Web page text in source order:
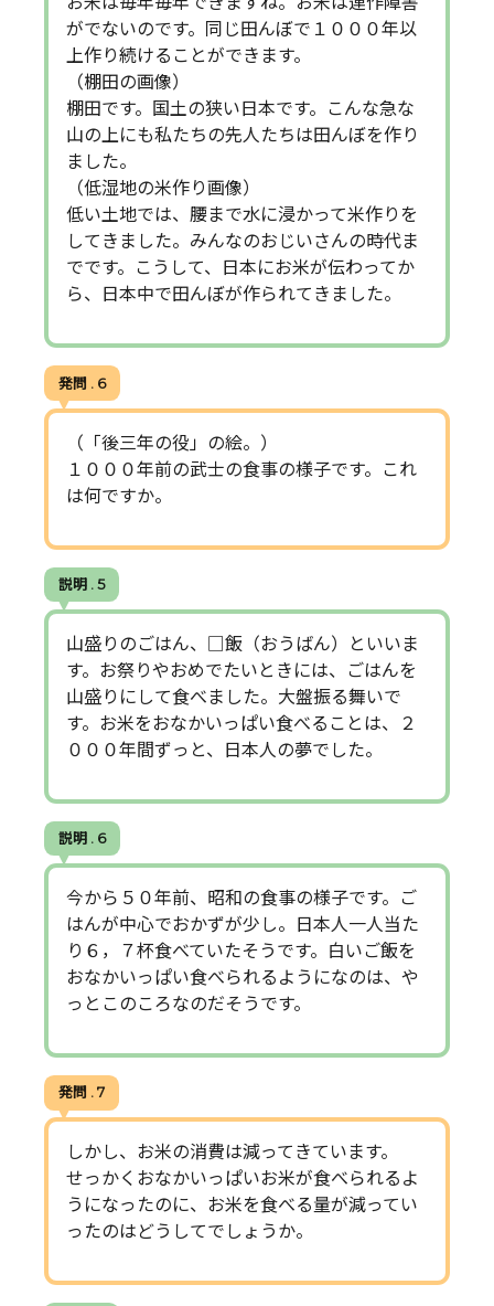
がでないのです。同じ田んぼで１０００年以
上作り続けることができます。
（棚田の画像）
棚田です。国土の狭い日本です。こんな急な
山の上にも私たちの先人たちは田んぼを作り
ました。
（低湿地の米作り画像）
低い土地では、腰まで水に浸かって米作りを
してきました。みんなのおじいさんの時代ま
でです。こうして、日本にお米が伝わってか
ら、日本中で田んぼが作られてきました。
発問 . 6
（「後三年の役」の絵。）
１０００年前の武士の食事の様子です。これ
は何ですか。
説明 . 5
山盛りのごはん、□飯（おうばん）といいま
す。お祭りやおめでたいときには、ごはんを
山盛りにして食べました。大盤振る舞いで
す。お米をおなかいっぱい食べることは、２
０００年間ずっと、日本人の夢でした。
説明 . 6
今から５０年前、昭和の食事の様子です。ご
はんが中心でおかずが少し。日本人一人当た
り６，７杯食べていたそうです。白いご飯を
おなかいっぱい食べられるようになのは、や
っとこのころなのだそうです。
発問 . 7
しかし、お米の消費は減ってきています。
せっかくおなかいっぱいお米が食べられるよ
うになったのに、お米を食べる量が減ってい
ったのはどうしてでしょうか。